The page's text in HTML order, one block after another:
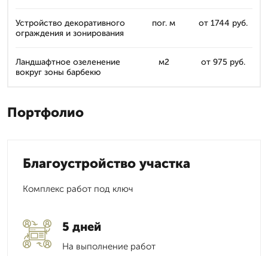
Устройство декоративного
ограждения и зонирования
пог. м от 1744 руб.
Ландшафтное озеленение
вокруг зоны барбекю
м2 от 975 руб.
Портфолио
Благоустройство участка
Комплекс работ под ключ
5 дней
На выполнение работ